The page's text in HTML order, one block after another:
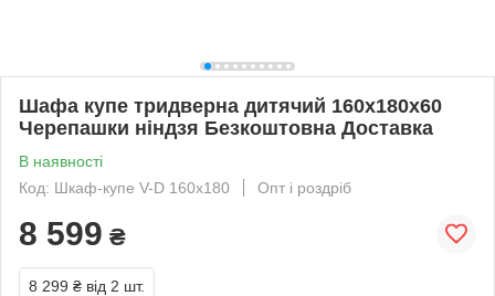
Шафа купе тридверна дитячий 160х180х60
Черепашки ніндзя Безкоштовна Доставка
В наявності
Код: Шкаф-купе V-D 160х180
Опт і роздріб
8 599 ₴
8 299 ₴ від 2 шт.